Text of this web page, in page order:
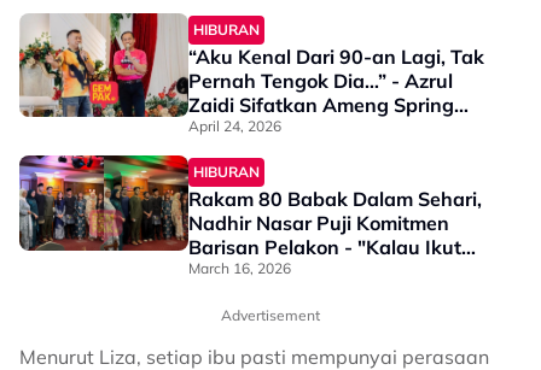
HIBURAN
“Aku Kenal Dari 90-an Lagi, Tak
Pernah Tengok Dia…” - Azrul
Zaidi Sifatkan Ameng Spring
Seorang Yang Tenang, Tak Cepat
Melenting
April 24, 2026
HIBURAN
Rakam 80 Babak Dalam Sehari,
Nadhir Nasar Puji Komitmen
Barisan Pelakon - "Kalau Ikut
Logik Memang..."
March 16, 2026
Advertisement
Menurut Liza, setiap ibu pasti mempunyai perasaan